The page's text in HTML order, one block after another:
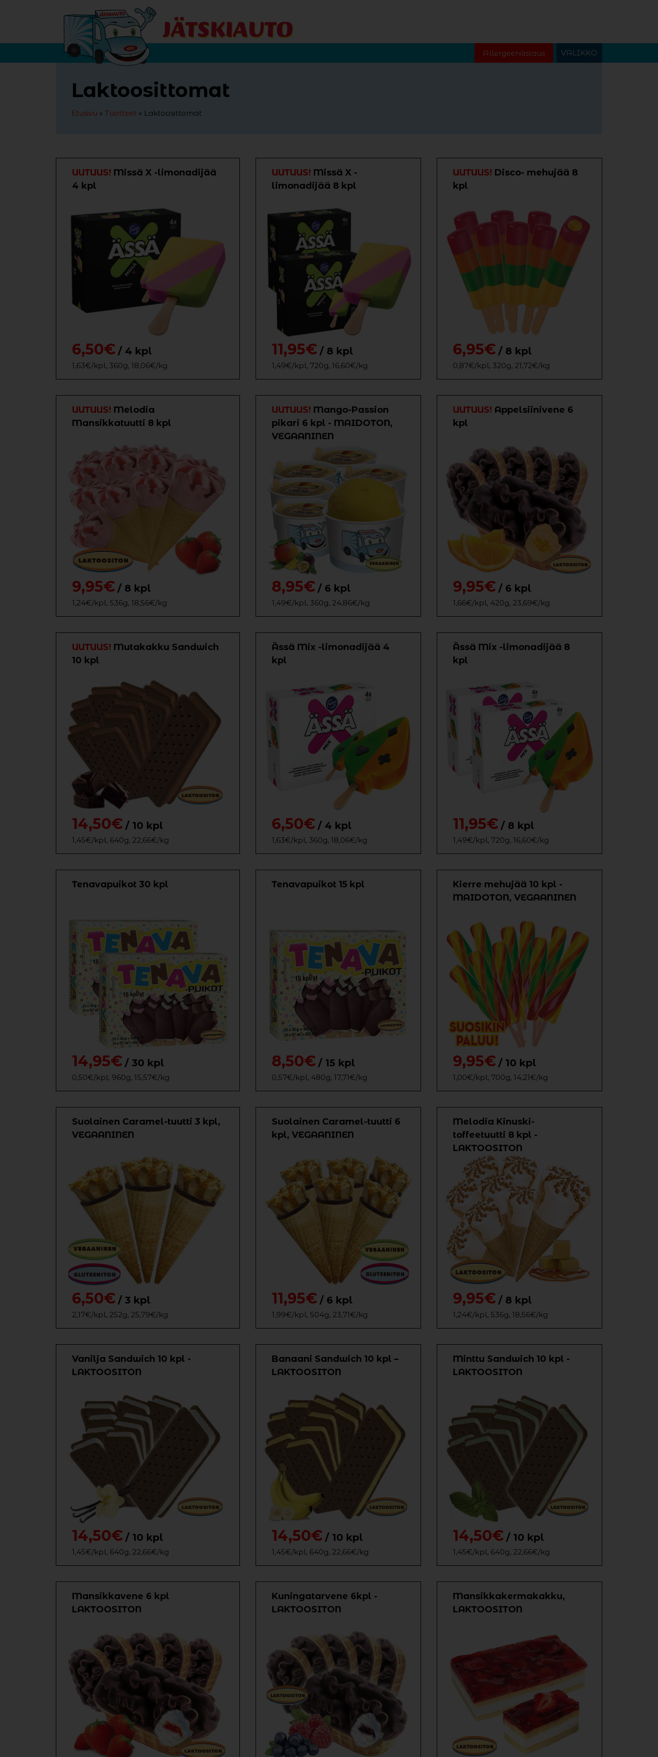
VALIKKO
Allergeenilistaus
Laktoosittomat
Etusivu » Tuotteet » Laktoosittomat
UUTUUS! Missä X -limonadijää
4 kpl
6,50€ / 4 kpl
1,63€/kpl, 360g, 18,06€/kg
UUTUUS! Missä X -
limonadijää 8 kpl
11,95€ / 8 kpl
1,49€/kpl, 720g, 16,60€/kg
UUTUUS! Disco- mehujää 8
kpl
6,95€ / 8 kpl
0,87€/kpl, 320g, 21,72€/kg
UUTUUS! Melodia
Mansikkatuutti 8 kpl
9,95€ / 8 kpl
1,24€/kpl, 536g, 18,56€/kg
UUTUUS! Mango-Passion
pikari 6 kpl - MAIDOTON,
VEGAANINEN
8,95€ / 6 kpl
1,49€/kpl, 360g, 24,86€/kg
UUTUUS! Appelsiinivene 6
kpl
9,95€ / 6 kpl
1,66€/kpl, 420g, 23,69€/kg
UUTUUS! Mutakakku Sandwich
10 kpl
14,50€ / 10 kpl
1,45€/kpl, 640g, 22,66€/kg
Ässä Mix -limonadijää 4
kpl
6,50€ / 4 kpl
1,63€/kpl, 360g, 18,06€/kg
Ässä Mix -limonadijää 8
kpl
11,95€ / 8 kpl
1,49€/kpl, 720g, 16,60€/kg
Tenavapuikot 30 kpl
14,95€ / 30 kpl
0,50€/kpl, 960g, 15,57€/kg
Tenavapuikot 15 kpl
8,50€ / 15 kpl
0,57€/kpl, 480g, 17,71€/kg
Kierre mehujää 10 kpl -
MAIDOTON, VEGAANINEN
9,95€ / 10 kpl
1,00€/kpl, 700g, 14,21€/kg
Suolainen Caramel-tuutti 3 kpl,
VEGAANINEN
6,50€ / 3 kpl
2,17€/kpl, 252g, 25,79€/kg
Suolainen Caramel-tuutti 6
kpl, VEGAANINEN
11,95€ / 6 kpl
1,99€/kpl, 504g, 23,71€/kg
Melodia Kinuski-
toffeetuutti 8 kpl -
LAKTOOSITON
9,95€ / 8 kpl
1,24€/kpl, 536g, 18,56€/kg
Vanilja Sandwich 10 kpl -
LAKTOOSITON
14,50€ / 10 kpl
1,45€/kpl, 640g, 22,66€/kg
Banaani Sandwich 10 kpl –
LAKTOOSITON
14,50€ / 10 kpl
1,45€/kpl, 640g, 22,66€/kg
Minttu Sandwich 10 kpl -
LAKTOOSITON
14,50€ / 10 kpl
1,45€/kpl, 640g, 22,66€/kg
Mansikkavene 6 kpl
LAKTOOSITON
Kuningatarvene 6kpl -
LAKTOOSITON
Mansikkakermakakku,
LAKTOOSITON